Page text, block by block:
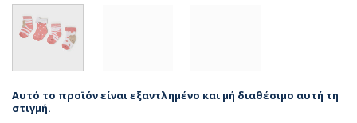
Αυτό το προϊόν είναι εξαντλημένο και μή διαθέσιμο αυτή τη
στιγμή.